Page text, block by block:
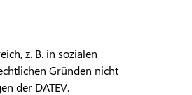
z. B. in sozialen
Gründen nicht
der DATEV.